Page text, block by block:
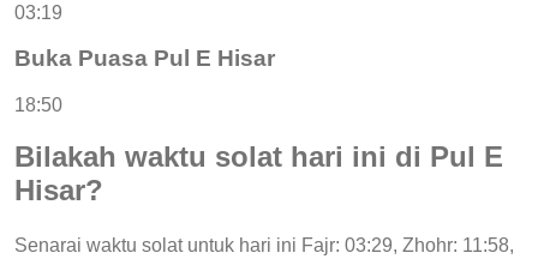
03:19
Buka Puasa Pul E Hisar
18:50
Bilakah waktu solat hari ini di Pul E
Hisar?
Senarai waktu solat untuk hari ini Fajr: 03:29, Zhohr: 11:58,